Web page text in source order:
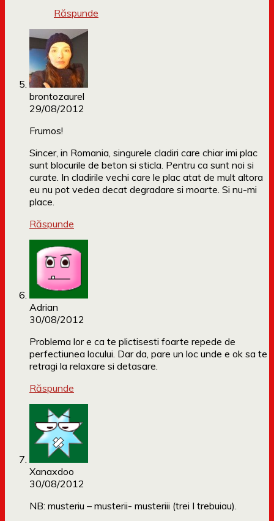
Răspunde
brontozaurel
29/08/2012
Frumos!
Sincer, in Romania, singurele cladiri care chiar imi plac
sunt blocurile de beton si sticla. Pentru ca sunt noi si
curate. In cladirile vechi care le plac atat de mult altora
eu nu pot vedea decat degradare si moarte. Si nu-mi
place.
Răspunde
Adrian
30/08/2012
Problema lor e ca te plictisesti foarte repede de
perfectiunea locului. Dar da, pare un loc unde e ok sa te
retragi la relaxare si detasare.
Răspunde
Xanaxdoo
30/08/2012
NB: musteriu – musterii- musteriii (trei I trebuiau).